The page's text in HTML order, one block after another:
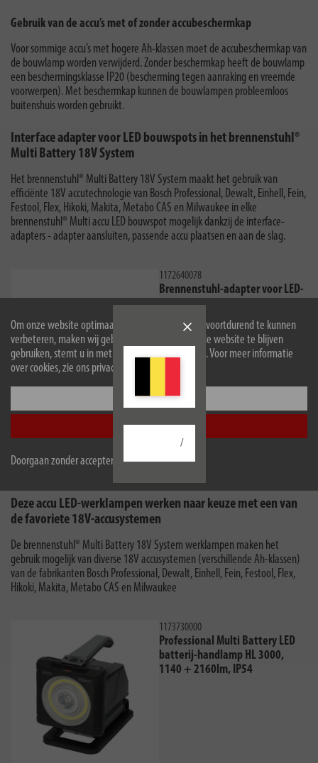
Om onze website optimaal voor u in te richten en voortdurend te kunnen
verbeteren, maken wij gebruik van cookies. Door de website te blijven
gebruiken, stemt u in met het gebruik van cookies. Voor meer informatie
over cookies, zie ons privacybeleid.
Configureer
Accepteer alle
Doorgaan zonder accepteren
/
Gebruik van de accu’s met of zonder accubeschermkap
Voor sommige accu’s met hogere Ah-klassen moet de accubeschermkap van
de bouwlamp worden verwijderd. Zonder beschermkap heeft de bouwlamp
een beschermingsklasse IP20 (bescherming tegen aanraking en vreemde
voorwerpen). Met beschermkap kunnen de bouwlampen probleemloos
buitenshuis worden gebruikt.
Interface adapter voor LED bouwspots in het brennenstuhl®
Multi Battery 18V System
Het brennenstuhl® Multi Battery 18V System maakt het gebruik van
efficiënte 18V accutechnologie van Bosch Professional, Dewalt, Einhell, Fein,
Festool, Flex, Hikoki, Makita, Metabo CAS en Milwaukee in elke
brennenstuhl® Multi accu LED bouwspot mogelijk dankzij de interface-
adapters - adapter aansluiten, passende accu plaatsen en aan de slag.
1172640078
Brennenstuhl-adapter voor LED-
bouwspots in het Brennenstuhl
Multi Battery 18V-systeem voor
gebruik met Einhell-accu's
Nu kopen
Deze accu LED-werklampen werken naar keuze met een van
de favoriete 18V-accusystemen
De brennenstuhl® Multi Battery 18V System werklampen maken het
gebruik mogelijk van diverse 18V accusystemen (verschillende Ah-klassen)
van de fabrikanten Bosch Professional, Dewalt, Einhell, Fein, Festool, Flex,
Hikoki, Makita, Metabo CAS en Milwaukee
1173730000
Professional Multi Battery LED
batterij-handlamp HL 3000,
1140 + 2160lm, IP54